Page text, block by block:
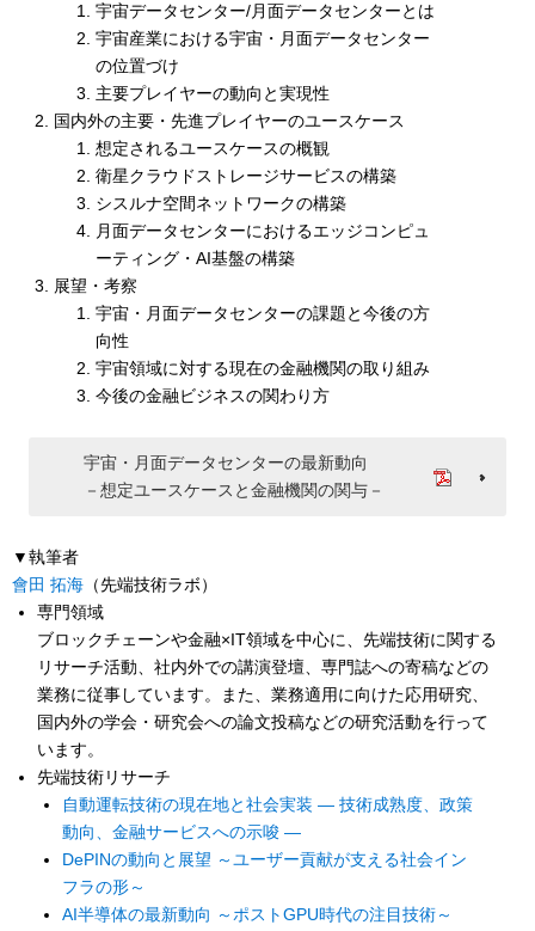
宇宙データセンター/月面データセンターとは
宇宙産業における宇宙・月面データセンター
の位置づけ
主要プレイヤーの動向と実現性
国内外の主要・先進プレイヤーのユースケース
想定されるユースケースの概観
衛星クラウドストレージサービスの構築
シスルナ空間ネットワークの構築
月面データセンターにおけるエッジコンピュ
ーティング・AI基盤の構築
展望・考察
宇宙・月面データセンターの課題と今後の方
向性
宇宙領域に対する現在の金融機関の取り組み
今後の金融ビジネスの関わり方
宇宙・月面データセンターの最新動向
－想定ユースケースと金融機関の関与－
▼執筆者
會田 拓海 （先端技術ラボ）
専門領域
ブロックチェーンや金融×IT領域を中心に、先端技術に関する
リサーチ活動、社内外での講演登壇、専門誌への寄稿などの
業務に従事しています。また、業務適用に向けた応用研究、
国内外の学会・研究会への論文投稿などの研究活動を行って
います。
先端技術リサーチ
自動運転技術の現在地と社会実装 ― 技術成熟度、政策
動向、金融サービスへの示唆 ―
DePINの動向と展望 ～ユーザー貢献が支える社会イン
フラの形～
AI半導体の最新動向 ～ポストGPU時代の注目技術～